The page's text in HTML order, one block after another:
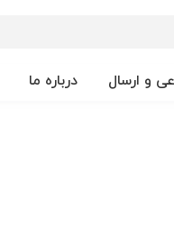
و ارسال درباره ما